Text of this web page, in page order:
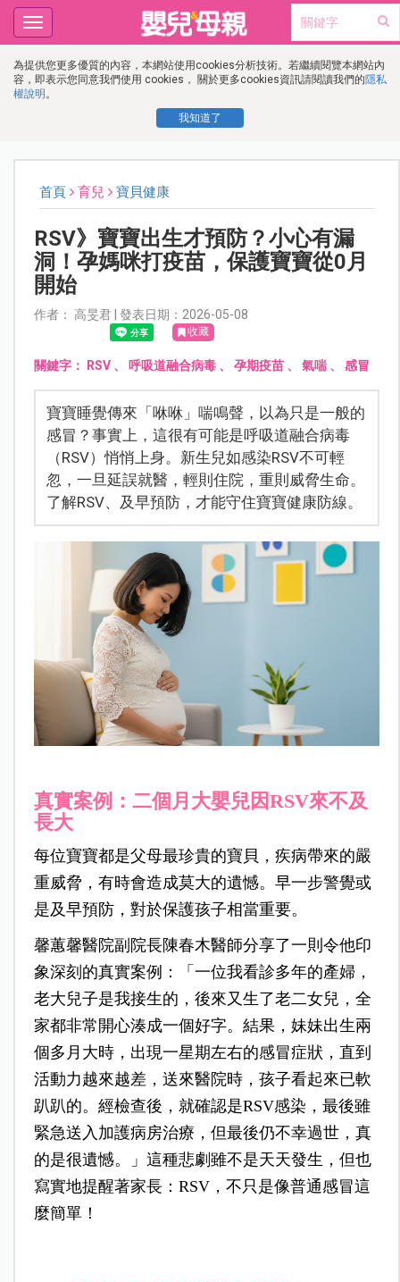
為提供您更多優質的內容，本網站使用cookies分析技術。若繼續閱覽本網站內
容，即表示您同意我們使用 cookies， 關於更多cookies資訊請閱讀我們的隱私
權說明 。
我知道了
Toggle
navigation
首頁 育兒 寶貝健康
RSV》寶寶出生才預防？小心有漏
洞！孕媽咪打疫苗，保護寶寶從0月
開始
作者： 高旻君 | 發表日期：2026-05-08
收藏
關鍵字： RSV、 呼吸道融合病毒、 孕期疫苗、 氣喘、 感冒
寶寶睡覺傳來「咻咻」喘鳴聲，以為只是一般的
感冒？事實上，這很有可能是呼吸道融合病毒
（RSV）悄悄上身。新生兒如感染RSV不可輕
忽，一旦延誤就醫，輕則住院，重則威脅生命。
了解RSV、及早預防，才能守住寶寶健康防線。
真實案例：二個月大嬰兒因RSV來不及
長大
每位寶寶都是父母最珍貴的寶貝，疾病帶來的嚴
重威脅，有時會造成莫大的遺憾。早一步警覺或
是及早預防，對於保護孩子相當重要。
馨蕙馨醫院副院長陳春木醫師分享了一則令他印
象深刻的真實案例：「一位我看診多年的產婦，
老大兒子是我接生的，後來又生了老二女兒，全
家都非常開心湊成一個好字。結果，妹妹出生兩
個多月大時，出現一星期左右的感冒症狀，直到
活動力越來越差，送來醫院時，孩子看起來已軟
趴趴的。經檢查後，就確認是RSV感染，最後雖
緊急送入加護病房治療，但最後仍不幸過世，真
的是很遺憾。」這種悲劇雖不是天天發生，但也
寫實地提醒著家長：RSV，不只是像普通感冒這
麼簡單！